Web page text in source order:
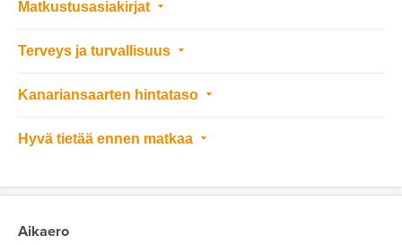
Matkustusasiakirjat
Terveys ja turvallisuus
Kanariansaarten hintataso
Hyvä tietää ennen matkaa
Aikaero